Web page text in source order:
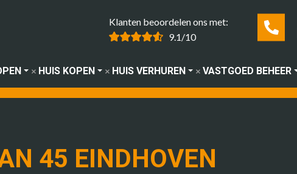
Klanten beoordelen ons met:
9.1/10
HUIS KOPEN HUIS VERHUREN VASTGOED BEHEER
45 EINDHOVEN